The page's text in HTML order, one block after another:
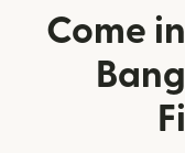
Come